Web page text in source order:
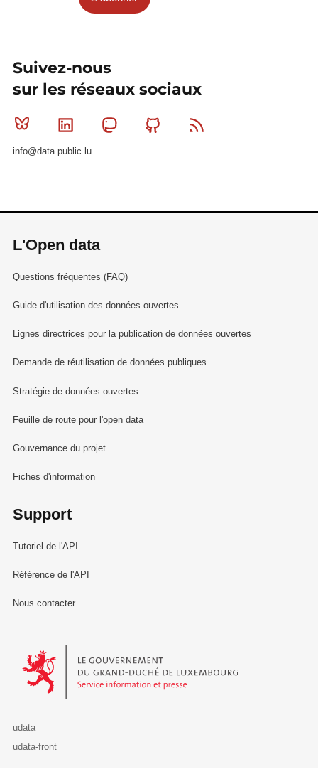
Suivez-nous
sur les réseaux sociaux
Bluesky Linkedin MastodonGithub
info@data.public.lu
L'Open data
Questions fréquentes (FAQ)
Guide d'utilisation des données ouvertes
Lignes directrices pour la publication de données ouvertes
Demande de réutilisation de données publiques
Stratégie de données ouvertes
Feuille de route pour l'open data
Gouvernance du projet
Fiches d'information
Support
Tutoriel de l'API
Référence de l'API
Nous contacter
Le Gouvernement du Grand-Duché de Luxembourg - Service
udata
udata-front